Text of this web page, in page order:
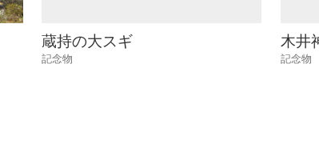
蔵持の大スギ
記念物
木井
記念物